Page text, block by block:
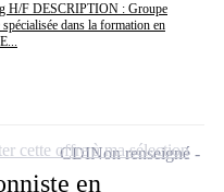
H/F DESCRIPTION : Groupe
dans la formation en
en
CDINon renseigné
cette offre à ma sélection